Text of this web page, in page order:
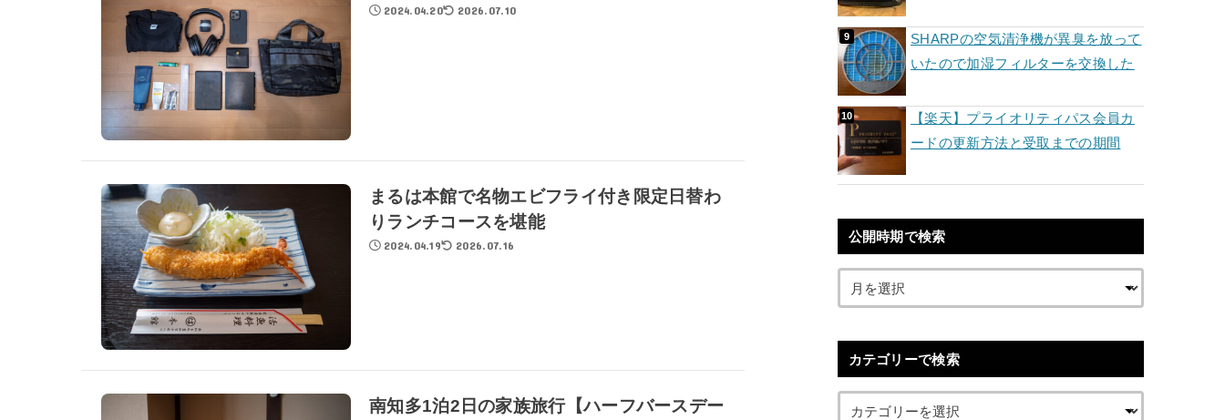
2024.04.20 2026.07.10
まるは本館で名物エビフライ付き限定日替わ
りランチコースを堪能
2024.04.19 2026.07.16
南知多1泊2日の家族旅行【ハーフバースデー
SHARPの空気清浄機が異臭を放って
いたので加湿フィルターを交換した
【楽天】プライオリティパス会員カ
ードの更新方法と受取までの期間
公開時期で検索
カテゴリーで検索